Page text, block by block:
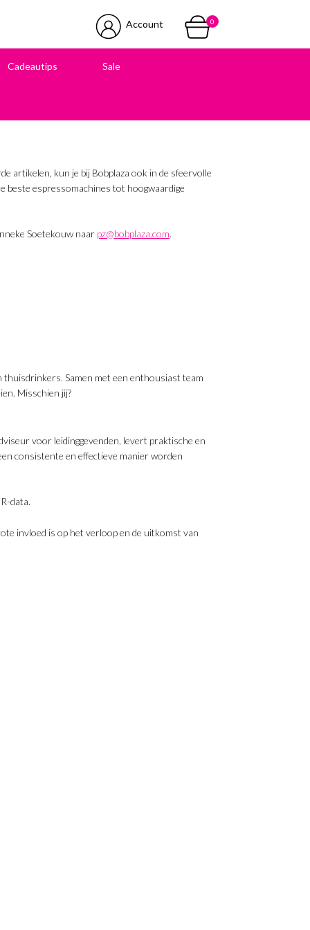
Account 0
Cadeautips Sale
artikelen, kun je bij Bobplaza ook in de sfeervolle
beste espressomachines tot hoogwaardige
Soetekouw naar pz@bobplaza.com.
Samen met een enthousiast team
Misschien jij?
voor leidinggevenden, levert praktische en
consistente en effectieve manier worden
data.
invloed is op het verloop en de uitkomst van